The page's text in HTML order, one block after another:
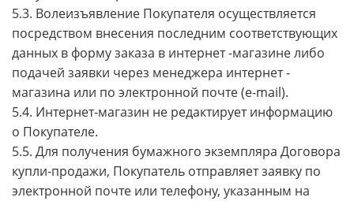
5.3. Волеизъявление Покупателя осуществляется
посредством внесения последним соответствующих
данных в форму заказа в интернет -магазине либо
подачей заявки через менеджера интернет -
магазина или по электронной почте (e-mail).
5.4. Интернет-магазин не редактирует информацию
о Покупателе.
5.5. Для получения бумажного экземпляра Договора
купли-продажи, Покупатель отправляет заявку по
электронной почте или телефону, указанным на